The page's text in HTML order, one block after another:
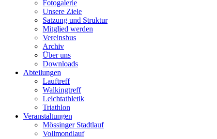
Fotogalerie
Unsere Ziele
Satzung und Struktur
Mitglied werden
Vereinsbus
Archiv
Über uns
Downloads
Abteilungen
Lauftreff
Walkingtreff
Leichtathletik
Triathlon
Veranstaltungen
Mössinger Stadtlauf
Vollmondlauf